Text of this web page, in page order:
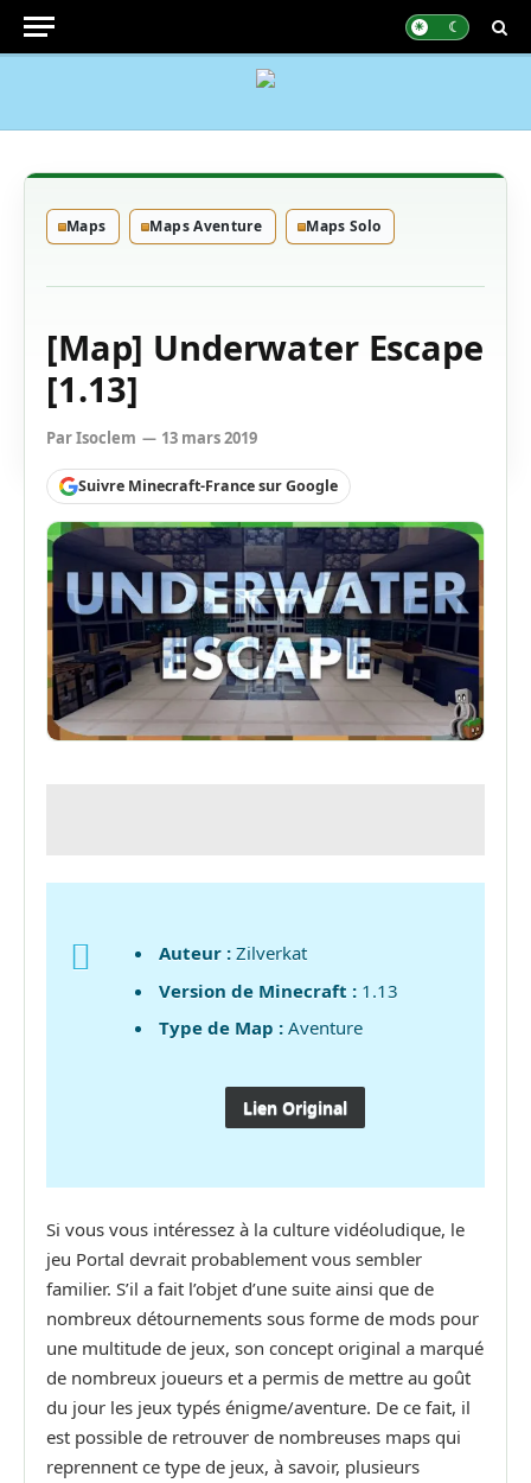
Maps Maps Aventure Maps Solo
[Map] Underwater Escape
[1.13]
ParIsoclem 13 mars 2019
Suivre Minecraft-France sur Google
Auteur : Zilverkat
Version de Minecraft : 1.13
Type de Map : Aventure
Lien Original
Si vous vous intéressez à la culture vidéoludique, le
jeu Portal devrait probablement vous sembler
familier. S’il a fait l’objet d’une suite ainsi que de
nombreux détournements sous forme de mods pour
une multitude de jeux, son concept original a marqué
de nombreux joueurs et a permis de mettre au goût
du jour les jeux typés énigme/aventure. De ce fait, il
est possible de retrouver de nombreuses maps qui
reprennent ce type de jeux, à savoir, plusieurs